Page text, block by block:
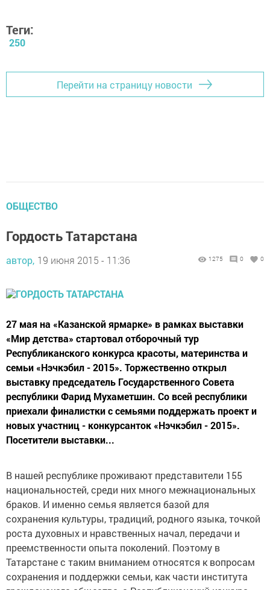
Теги:
250
Перейти на страницу новости
ОБЩЕСТВО
Гордость Татарстана
автор, 19 июня 2015 - 11:36 1275 0 0
27 мая на «Казанской ярмарке» в рамках выставки
«Мир детства» стартовал отборочный тур
Республиканского конкурса красоты, материнства и
семьи «Нэчкэбил - 2015». Торжественно открыл
выставку председатель Государственного Совета
республики Фарид Мухаметшин. Со всей республики
приехали финалистки с семьями поддержать проект и
новых участниц - конкурсанток «Нэчкэбил - 2015».
Посетители выставки...
В нашей республике проживают представители 155
национальностей, среди них много межнациональных
браков. И именно семья является базой для
сохранения культуры, традиций, родного языка, точкой
роста духовных и нравственных начал, передачи и
преемственности опыта поколений. Поэтому в
Татарстане с таким вниманием относятся к вопросам
сохранения и поддержки семьи, как части института